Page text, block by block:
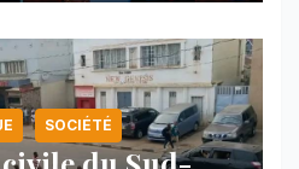
SOCIÉTÉ